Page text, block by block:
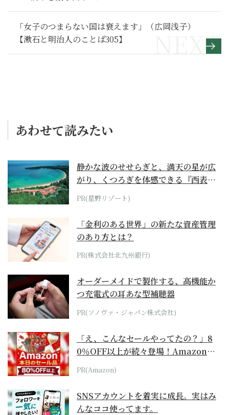
「女子のつまらない国は衰えます」（広岡浅子）
【漱石と明治人のことば305】
あわせて読みたい
静かな波のせせらぎと、満天の星が広
がり、くつろぎを体感できる『西表島
ホテル by...
PR(星野リゾート)
「金利のある世界」の新たな資産管理
のあり方とは？
PR(株式会社北九州銀行)
オーダーメイドで製作する、高機能か
つ充電式の耳あな型補聴器
PR(ソノヴァ・ジャパン株式会社)
「え、こんなセールやってたの？」8
0％OFF以上が続々登場！Amazonの
本気が...
PR(Amazon)
SNSアカウントを着実に成長。実はみ
んなココ使ってます。